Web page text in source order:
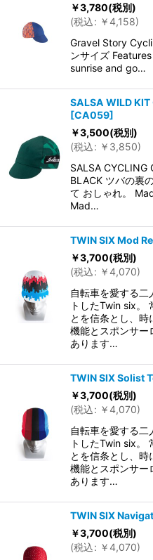
￥3,780(税別)
(税込: ￥4,158)
Gravel Story
ンサイズ
sunrise and go…
SALSA WILD KIT
[CA059]
￥3,500(税別)
(税込: ￥ 3,850)
SALSA CYCLING
BLACK ツバの裏
て おしゃれ。
Mad…
TWIN SIX Mod
￥3,700(税別)
(税込: ￥4,070)
自転車を愛する
トしたTwin six。
とを信条とし、時
機能とスポンサー
あります…
TWIN SIX Solist
￥3,700(税別)
(税込: ￥4,070)
自転車を愛する
トしたTwin six。
とを信条とし、時
機能とスポンサー
あります…
TWIN SIX
￥3,700(税別)
(税込: ￥4,070)